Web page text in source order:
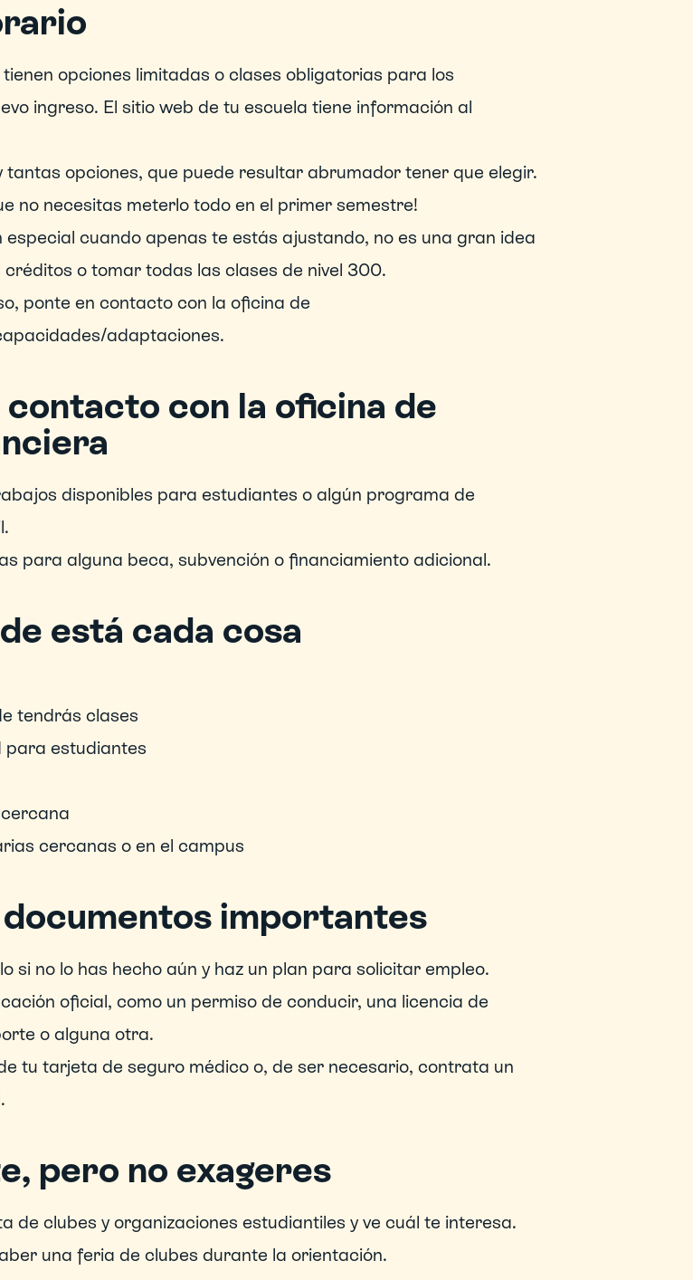
opciones limitadas o clases obligatorias para los
ingreso. El sitio web de tu escuela tiene información al
tantas opciones, que puede resultar abrumador tener que elegir.
no necesitas meterlo todo en el primer semestre!
especial cuando apenas te estás ajustando, no es una gran idea
o tomar todas las clases de nivel 300.
ponte en contacto con la oficina de
adaptaciones.
con la oficina de
disponibles para estudiantes o algún programa de
para alguna beca, subvención o financiamiento adicional.
está cada cosa
tendrás clases
para estudiantes
cercanas o en el campus
documentos importantes
si no lo has hecho aún y haz un plan para solicitar empleo.
oficial, como un permiso de conducir, una licencia de
o alguna otra.
tu tarjeta de seguro médico o, de ser necesario, contrata un
pero no exageres
de clubes y organizaciones estudiantiles y ve cuál te interesa.
una feria de clubes durante la orientación.